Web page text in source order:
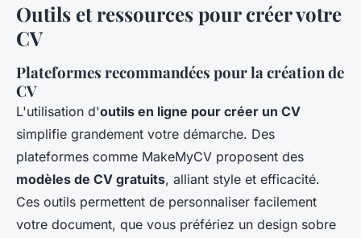
Outils et ressources pour créer votre
CV
Plateformes recommandées pour la création de
CV
L'utilisation d'outils en ligne pour créer un CV
simplifie grandement votre démarche. Des
plateformes comme MakeMyCV proposent des
modèles de CV gratuits, alliant style et efficacité.
Ces outils permettent de personnaliser facilement
votre document, que vous préfériez un design sobre